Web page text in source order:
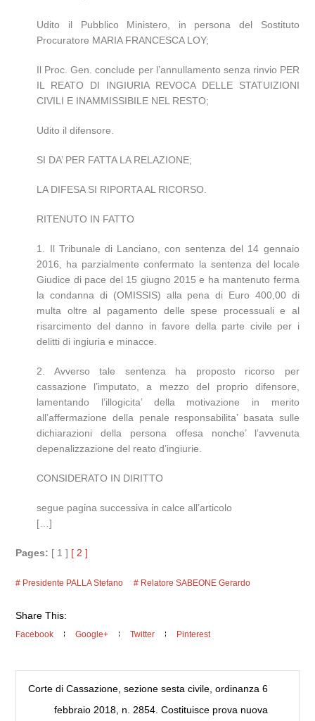
Udito il Pubblico Ministero, in persona del Sostituto
Procuratore MARIA FRANCESCA LOY;
Il Proc. Gen. conclude per l’annullamento senza rinvio PER
IL REATO DI INGIURIA REVOCA DELLE STATUIZIONI
CIVILI E INAMMISSIBILE NEL RESTO;
Udito il difensore.
SI DA’ PER FATTA LA RELAZIONE;
LA DIFESA SI RIPORTA AL RICORSO.
RITENUTO IN FATTO
1. Il Tribunale di Lanciano, con sentenza del 14 gennaio
2016, ha parzialmente confermato la sentenza del locale
Giudice di pace del 15 giugno 2015 e ha mantenuto ferma
la condanna di (OMISSIS) alla pena di Euro 400,00 di
multa oltre al pagamento delle spese processuali e al
risarcimento del danno in favore della parte civile per i
delitti di ingiuria e minacce.
2. Avverso tale sentenza ha proposto ricorso per
cassazione l’imputato, a mezzo del proprio difensore,
lamentando l’illogicita’ della motivazione in merito
all’affermazione della penale responsabilita’ basata sulle
dichiarazioni della persona offesa nonche’ l’avvenuta
depenalizzazione del reato d’ingiurie.
CONSIDERATO IN DIRITTO
segue pagina successiva in calce all’articolo
[…]
Pages: [ 1 ] [ 2 ]
Presidente PALLA Stefano Relatore SABEONE Gerardo
Share This:
Facebook Google+ Twitter Pinterest
Corte di Cassazione, sezione sesta civile, ordinanza 6
febbraio 2018, n. 2854. Costituisce prova nuova